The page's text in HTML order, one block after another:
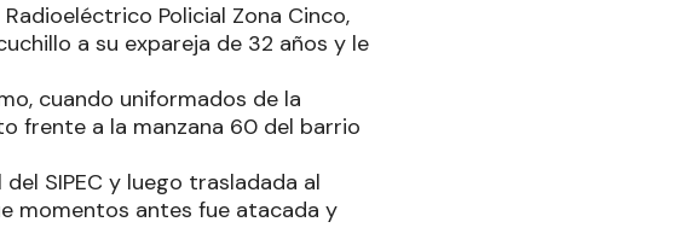
Policial Zona Cinco,
a su expareja de 32 años y le
cuando uniformados de la
frente a la manzana 60 del barrio
SIPEC y luego trasladada al
momentos antes fue atacada y